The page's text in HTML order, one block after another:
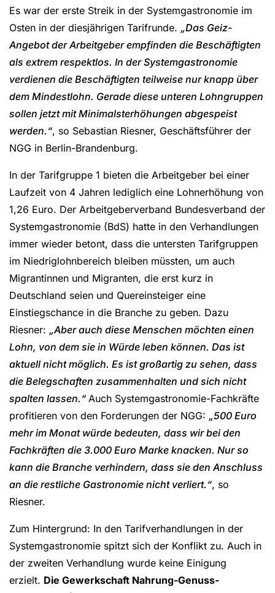
Es war der erste Streik in der Systemgastronomie im
Osten in der diesjährigen Tarifrunde. „Das Geiz-
Angebot der Arbeitgeber empfinden die Beschäftigten
als extrem respektlos. In der Systemgastronomie
verdienen die Beschäftigten teilweise nur knapp über
dem Mindestlohn. Gerade diese unteren Lohngruppen
sollen jetzt mit Minimalsterhöhungen abgespeist
werden.“, so Sebastian Riesner, Geschäftsführer der
NGG in Berlin-Brandenburg.
In der Tarifgruppe 1 bieten die Arbeitgeber bei einer
Laufzeit von 4 Jahren lediglich eine Lohnerhöhung von
1,26 Euro. Der Arbeitgeberverband Bundesverband der
Systemgastronomie (BdS) hatte in den Verhandlungen
immer wieder betont, dass die untersten Tarifgruppen
im Niedriglohnbereich bleiben müssten, um auch
Migrantinnen und Migranten, die erst kurz in
Deutschland seien und Quereinsteiger eine
Einstiegschance in die Branche zu geben. Dazu
Riesner: „Aber auch diese Menschen möchten einen
Lohn, von dem sie in Würde leben können. Das ist
aktuell nicht möglich. Es ist großartig zu sehen, dass
die Belegschaften zusammenhalten und sich nicht
spalten lassen.“ Auch Systemgastronomie-Fachkräfte
profitieren von den Forderungen der NGG: „500 Euro
mehr im Monat würde bedeuten, dass wir bei den
Fachkräften die 3.000 Euro Marke knacken. Nur so
kann die Branche verhindern, dass sie den Anschluss
an die restliche Gastronomie nicht verliert.“, so
Riesner.
Zum Hintergrund: In den Tarifverhandlungen in der
Systemgastronomie spitzt sich der Konflikt zu. Auch in
der zweiten Verhandlung wurde keine Einigung
erzielt. Die Gewerkschaft Nahrung-Genuss-